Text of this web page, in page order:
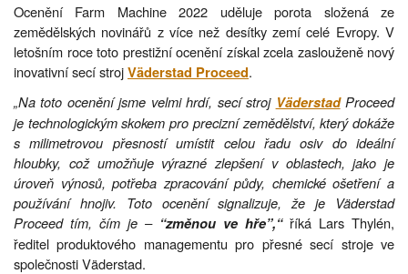
Ocenění Farm Machine 2022 uděluje porota složená ze
zemědělských novinářů z více než desítky zemí celé Evropy. V
letošním roce toto prestižní ocenění získal zcela zaslouženě nový
inovativní secí strojVäderstad Proceed.
„Na toto ocenění jsme velmi hrdí, secí stroj VäderstadProceed
je technologickým skokem pro precizní zemědělství, který dokáže
s milimetrovou přesností umístit celou řadu osiv do ideální
hloubky, což umožňuje výrazné zlepšení v oblastech, jako je
úroveň výnosů, potřeba zpracování půdy, chemické ošetření a
používání hnojiv. Toto ocenění signalizuje, že je Väderstad
Proceed tím, čím je – “změnou ve hře”,“říká Lars Thylén,
ředitel produktového managementu pro přesné secí stroje ve
společnosti Väderstad.